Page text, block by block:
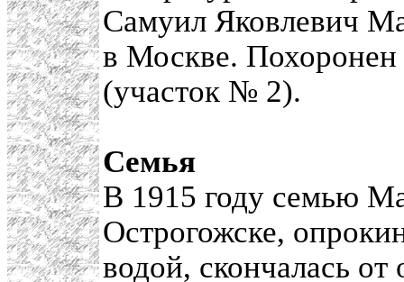
Самуил Яковлевич
в Москве.
(участок № 2).
Семья
В 1915 году семью
Острогожске,
водой, скончалась